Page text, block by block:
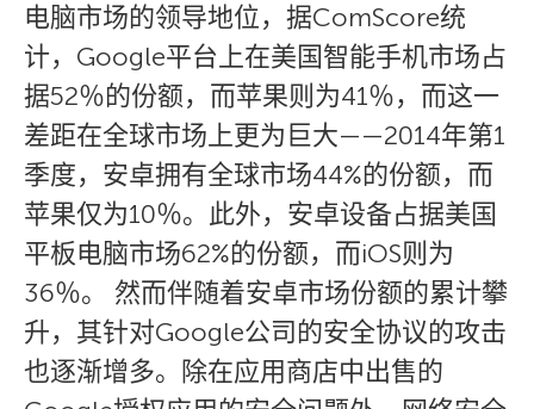
电脑市场的领导地位，据ComScore统
计，Google平台上在美国智能手机市场占
据52％的份额，而苹果则为41％，而这一
差距在全球市场上更为巨大——2014年第1
季度，安卓拥有全球市场44%的份额，而
苹果仅为10％。此外，安卓设备占据美国
平板电脑市场62%的份额，而iOS则为
36％。 然而伴随着安卓市场份额的累计攀
升，其针对Google公司的安全协议的攻击
也逐渐增多。除在应用商店中出售的